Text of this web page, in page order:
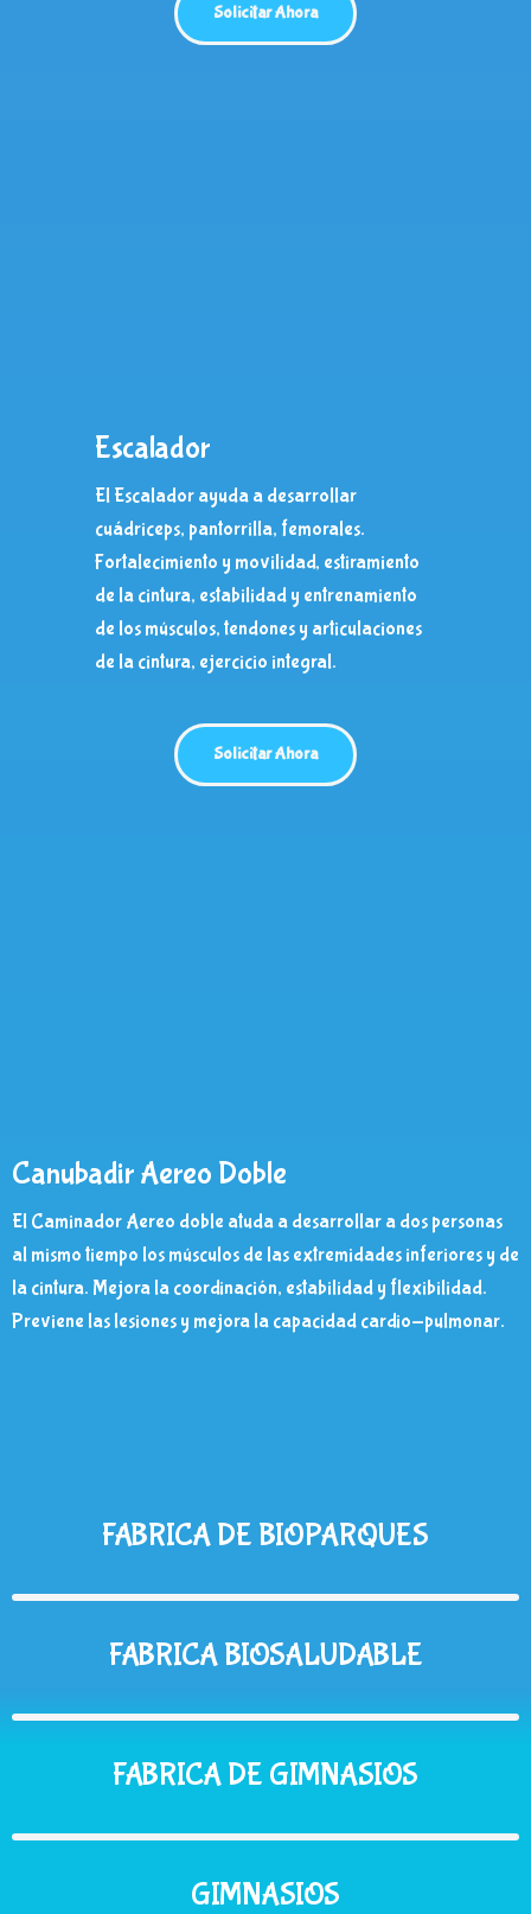
Solicitar Ahora
Escalador
El Escalador ayuda a desarrollar
cuádriceps, pantorrilla, femorales.
Fortalecimiento y movilidad, estiramiento
de la cintura, estabilidad y entrenamiento
de los músculos, tendones y articulaciones
de la cintura, ejercicio integral.
Solicitar Ahora
Canubadir Aereo Doble
El Caminador Aereo doble atuda a desarrollar a dos personas
al mismo tiempo los músculos de las extremidades inferiores y de
la cintura. Mejora la coordinación, estabilidad y flexibilidad.
Previene las lesiones y mejora la capacidad cardio-pulmonar.
FABRICA DE BIOPARQUES
FABRICA BIOSALUDABLE
FABRICA DE GIMNASIOS
GIMNASIOS